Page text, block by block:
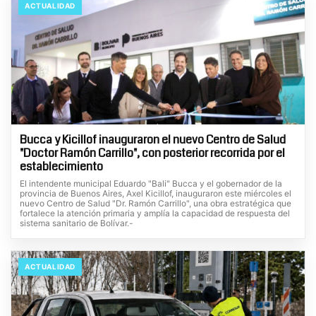
ACTUALIDAD
Bucca y Kicillof inauguraron el nuevo Centro de Salud
"Doctor Ramón Carrillo", con posterior recorrida por el
establecimiento
El intendente municipal Eduardo "Bali" Bucca y el gobernador de la
provincia de Buenos Aires, Axel Kicillof, inauguraron este miércoles el
nuevo Centro de Salud "Dr. Ramón Carrillo", una obra estratégica que
fortalece la atención primaria y amplía la capacidad de respuesta del
sistema sanitario de Bolívar.-
ACTUALIDAD